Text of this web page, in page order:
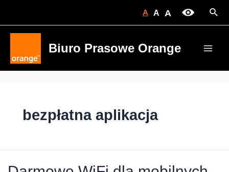
A A A
Biuro Prasowe Orange
bezpłatna aplikacja